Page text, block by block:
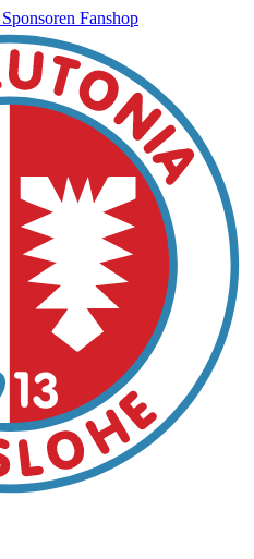
Sponsoren Fanshop